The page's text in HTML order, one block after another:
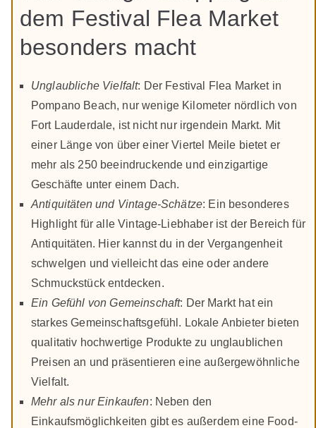
dem Festival Flea Market
besonders macht
Unglaubliche Vielfalt: Der Festival Flea Market in
Pompano Beach, nur wenige Kilometer nördlich von
Fort Lauderdale, ist nicht nur irgendein Markt. Mit
einer Länge von über einer Viertel Meile bietet er
mehr als 250 beeindruckende und einzigartige
Geschäfte unter einem Dach.
Antiquitäten und Vintage-Schätze: Ein besonderes
Highlight für alle Vintage-Liebhaber ist der Bereich für
Antiquitäten. Hier kannst du in der Vergangenheit
schwelgen und vielleicht das eine oder andere
Schmuckstück entdecken.
Ein Gefühl von Gemeinschaft: Der Markt hat ein
starkes Gemeinschaftsgefühl. Lokale Anbieter bieten
qualitativ hochwertige Produkte zu unglaublichen
Preisen an und präsentieren eine außergewöhnliche
Vielfalt.
Mehr als nur Einkaufen: Neben den
Einkaufsmöglichkeiten gibt es außerdem eine Food-